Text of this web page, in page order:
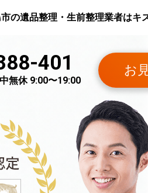
の遺品整理・生前整理業者はキ
401
無休 9:00〜19:00
お